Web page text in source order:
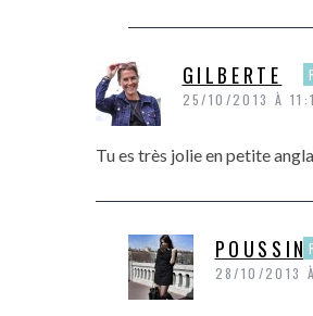
GILBERTE
25/10/2013 À
Tu es très jolie en petite
28/10/2013